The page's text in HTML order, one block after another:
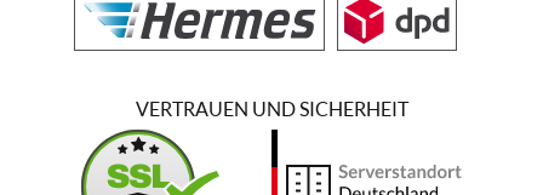
VERTRAUEN UND SICHERHEIT